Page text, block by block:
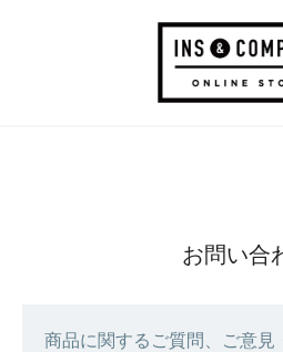
お問い合
商品に関するご質問、ご意見